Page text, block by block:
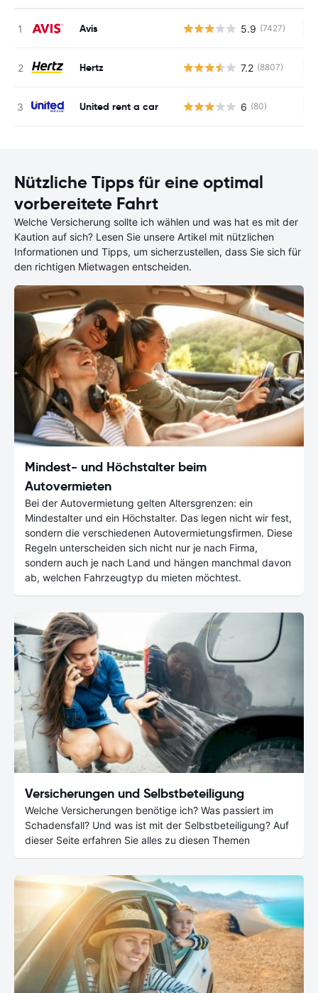
Avis 5.9 (7427)
Hertz 7.2 (8807)
United rent a car 6 (80)
Nützliche Tipps für eine optimal
vorbereitete Fahrt
Welche Versicherung sollte ich wählen und was hat es mit der
Kaution auf sich? Lesen Sie unsere Artikel mit nützlichen
Informationen und Tipps, um sicherzustellen, dass Sie sich für
den richtigen Mietwagen entscheiden.
Mindest- und Höchstalter beim
Autovermieten
Bei der Autovermietung gelten Altersgrenzen: ein
Mindestalter und ein Höchstalter. Das legen nicht wir fest,
sondern die verschiedenen Autovermietungsfirmen. Diese
Regeln unterscheiden sich nicht nur je nach Firma,
sondern auch je nach Land und hängen manchmal davon
ab, welchen Fahrzeugtyp du mieten möchtest.
Versicherungen und Selbstbeteiligung
Welche Versicherungen benötige ich? Was passiert im
Schadensfall? Und was ist mit der Selbstbeteiligung? Auf
dieser Seite erfahren Sie alles zu diesen Themen